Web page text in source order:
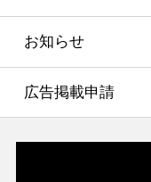
お知らせ
広告掲載申請